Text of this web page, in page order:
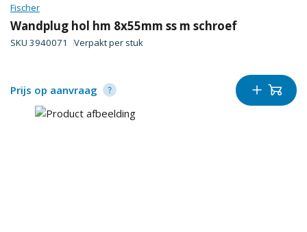
Fischer
Wandplug hol hm 8x55mm ss m schroef
SKU 3940071 Verpakt per stuk
Prijs op aanvraag